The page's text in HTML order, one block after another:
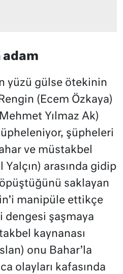
adam
yüzü gülse ötekinin
(Ecem Özkaya)
Yılmaz Ak)
şüpheleri
ve müstakbel
arasında gidip
saklayan
manipüle ettikçe
dengesi şaşmaya
kaynanası
onu Bahar’la
olayları kafasında